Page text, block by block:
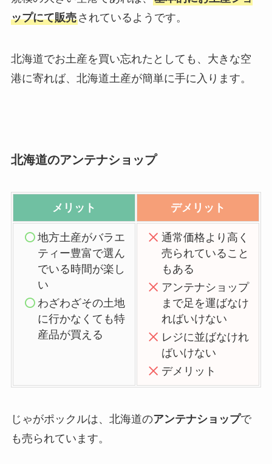
ップにて販売されているようです。
北海道でお土産を買い忘れたとしても、大きな空
港に寄れば、北海道土産が簡単に手に入ります。
北海道のアンテナショップ
メリット デメリット
地方土産がバラエ
ティー豊富で選ん
でいる時間が楽し
い
わざわざその土地
に行かなくても特
産品が買える
通常価格より高く
売られていること
もある
アンテナショップ
まで足を運ばなけ
ればいけない
レジに並ばなけれ
ばいけない
デメリット
じゃがポックルは、北海道のアンテナショップで
も売られています。